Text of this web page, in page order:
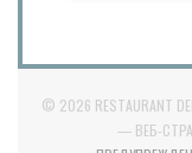
© 2026 RESTAURANT
— ВЕБ-